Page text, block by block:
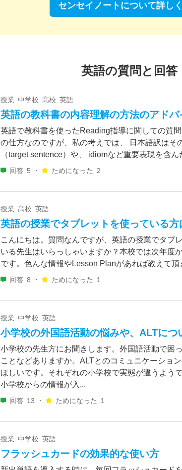
センセイノートについて詳し
英語の質問と回答
授業 中学校 高校 英語
英語の教科書の内容理解の方法のアド
英語で教科書を使ったReading指導に関しての質
の仕方なのですが、私の考えでは、 日本語訳はそ
（target sentence）や、 idiomなど重要表現を含ん
回答 5 ・ ためになった 2
授業 高校 英語
英語の授業でタブレットを使っている方
こんにちは。質問なんですが、英語の授業でタブ
いる先生はいらっしゃいますか？本校では次年度
です。色んな情報やLesson Planがあれば教えて頂
回答 8 ・ ためになった 1
授業 中学校 英語
小学校の外国語活動の悩みや、ALTにつ
小学校の先生方にお聞きします。外国語活動で困
ことなどありますか。ALTとのコミュニケーショ
ほしいです。それぞれの小学校で実態が違うよう
小学校からの情報が入...
回答 13 ・ ためになった 1
授業 中学校 英語
フラッシュカードの効果的な使い方